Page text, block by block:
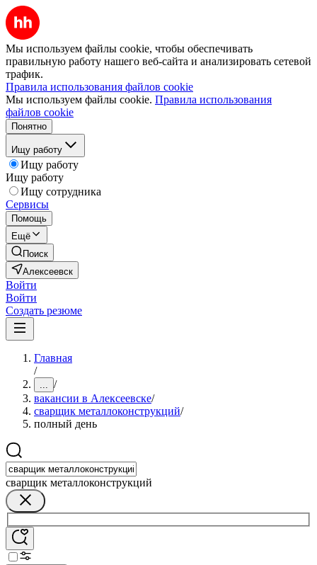
Мы используем файлы cookie, чтобы обеспечивать
правильную работу нашего веб-сайта и анализировать сетевой
трафик.
Правила использования файлов cookie
Мы используем файлы cookie. Правила использования
файлов cookie
Понятно
Ищу работу
Ищу работу
Ищу работу
Ищу сотрудника
Сервисы
Помощь
Ещё
Поиск
Алексеевск
Войти
Войти
Создать резюме
Главная
/
... /
вакансии в Алексеевске/
сварщик металлоконструкций/
полный день
сварщик металлоконструкций